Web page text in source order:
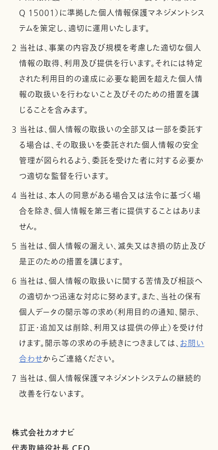
Q 15001）に準拠した個人情報保護マネジメントシス
テムを策定し、適切に運用いたします。
2 当社は、事業の内容及び規模を考慮した適切な個人
情報の取得、利用及び提供を行います。それには特定
された利用目的の達成に必要な範囲を超えた個人情
報の取扱いを行わないこと及びそのための措置を講
じることを含みます。
3 当社は、個人情報の取扱いの全部又は一部を委託す
る場合は、その取扱いを委託された個人情報の安全
管理が図られるよう、委託を受けた者に対する必要か
つ適切な監督を行います。
4 当社は、本人の同意がある場合又は法令に基づく場
合を除き、個人情報を第三者に提供することはありま
せん。
5 当社は、個人情報の漏えい、滅失又はき損の防止及び
是正のための措置を講じます。
6 当社は、個人情報の取扱いに関する苦情及び相談へ
の適切かつ迅速な対応に努めます。また、当社の保有
個人データの開示等の求め（利用目的の通知、開示、
訂正・追加又は削除、利用又は提供の停止）を受け付
けます。開示等の求めの手続きにつきましては、お問い
合わせからご連絡ください。
7 当社は、個人情報保護マネジメントシステムの継続的
改善を行ないます。
株式会社カオナビ